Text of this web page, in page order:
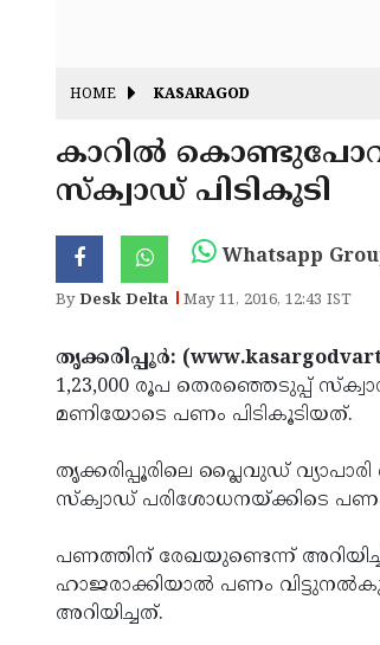
HOME KASARAGOD
കാറില്‍
സ്‌ക്വാഡ് പിടികൂടി
Whatsapp
ByDesk Delta May 11, 2016, 12:43 IST
തൃക്കരിപ്പൂര്‍:
1,23,000 രൂപ തെരഞ്ഞെടുപ്പ്
മണിയോടെ പണം പിടികൂടിയത്.
തൃക്കരിപ്പൂരിലെ പ്ലൈവുഡ്
സ്‌ക്വാഡ് പരിശോധനയ്ക്കിടെ പണം
പണത്തിന് രേഖയുണ്ടെന്ന്
ഹാജരാക്കിയാല്‍ പണം
അറിയിച്ചത്.